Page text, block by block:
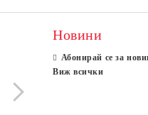
BLZ LS100
Новини
Абонирай се за
Виж всички